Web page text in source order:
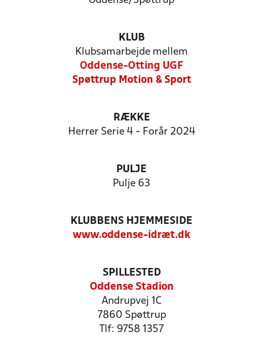
KLUB
Klubsamarbejde mellem
Oddense-Otting UGF
Spøttrup Motion & Sport
RÆKKE
Herrer Serie 4 - Forår 2024
PULJE
Pulje 63
KLUBBENS HJEMMESIDE
www.oddense-idræt.dk
SPILLESTED
Oddense Stadion
Andrupvej 1C
7860 Spøttrup
Tlf: 9758 1357